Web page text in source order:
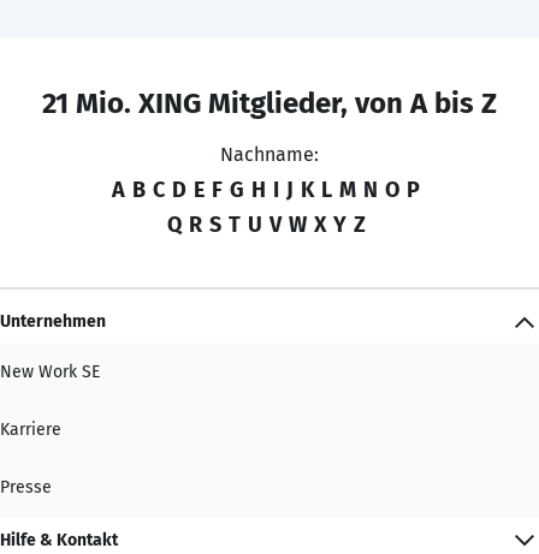
21 Mio. XING Mitglieder, von A bis Z
Nachname:
A B C D E F G H I J K L M N O P
Q R S T U V W X Y Z
Unternehmen
New Work SE
Karriere
Presse
Hilfe & Kontakt